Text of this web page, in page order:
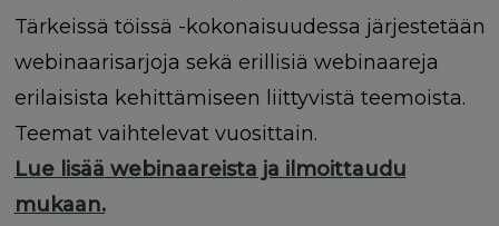
Tärkeissä töissä -kokonaisuudessa järjestetään
webinaarisarjoja sekä erillisiä webinaareja
erilaisista kehittämiseen liittyvistä teemoista.
Teemat vaihtelevat vuosittain.
Lue lisää webinaareista ja ilmoittaudu
mukaan.